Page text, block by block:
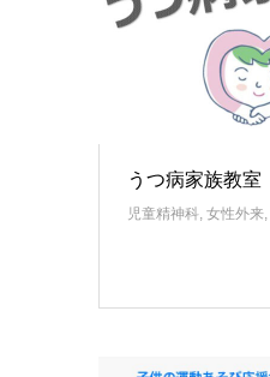
うつ病家族教室
児童精神科, 女性外来,